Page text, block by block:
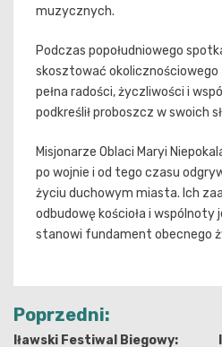
muzycznych.
Podczas popołudniowego
skosztować
pełna radości, życzliwości i
podkreślił proboszcz w swoich
Misjonarze Oblaci Maryi
po wojnie i od tego czasu
życiu duchowym miasta. Ich
odbudowę kościoła i wspólnoty
stanowi fundament obecnego
Nawigacja
wpisu
Poprzedni:
Iławski Festiwal Biegowy: